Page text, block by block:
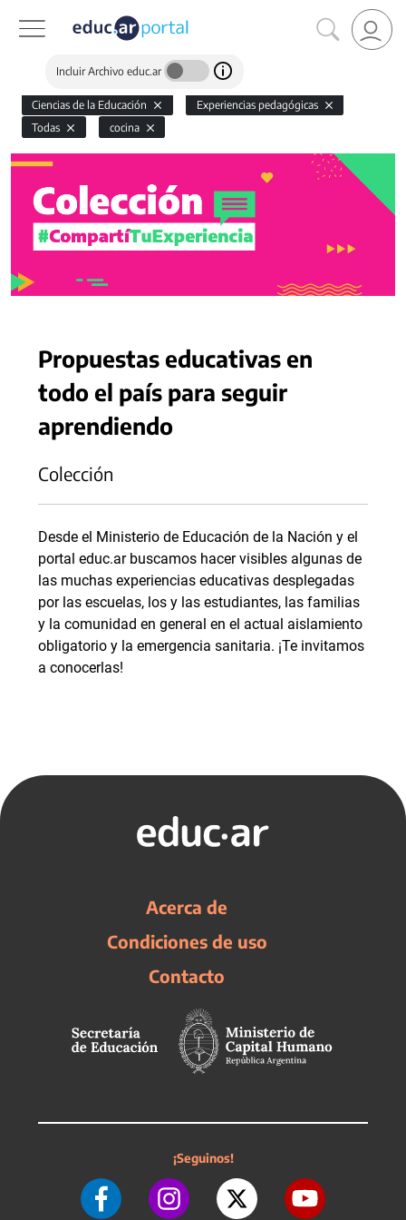
Incluir Archivo educ.ar
Ciencias de la Educación
Experiencias pedagógicas
Todas
cocina
Propuestas educativas en
todo el país para seguir
aprendiendo
Colección
Desde el Ministerio de Educación de la Nación y el
portal educ.ar buscamos hacer visibles algunas de
las muchas experiencias educativas desplegadas
por las escuelas, los y las estudiantes, las familias
y la comunidad en general en el actual aislamiento
obligatorio y la emergencia sanitaria. ¡Te invitamos
a conocerlas!
Acerca de
Condiciones de uso
Contacto
¡Seguinos!